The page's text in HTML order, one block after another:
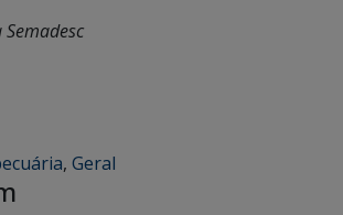
, Geral